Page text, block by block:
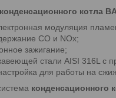
конденсационного котла
модуляция
СО и NOx;
зажигание;
стали AISI 316L с
для работы на
конденсационного